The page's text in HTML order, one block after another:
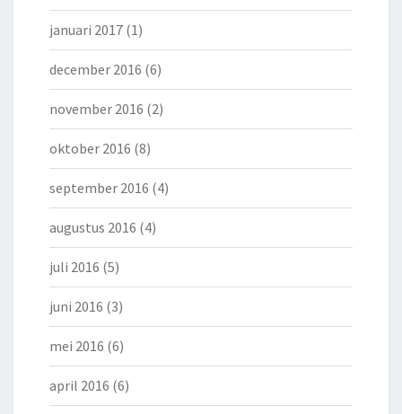
januari 2017 (1)
december 2016 (6)
november 2016 (2)
oktober 2016 (8)
september 2016 (4)
augustus 2016 (4)
juli 2016 (5)
juni 2016 (3)
mei 2016 (6)
april 2016 (6)